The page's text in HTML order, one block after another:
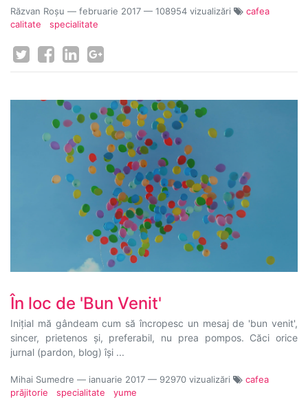
Răzvan Roșu — februarie 2017 — 108954 vizualizări
cafea
calitate
specialitate
În loc de 'Bun Venit'
Inițial mă gândeam cum să încropesc un mesaj de 'bun venit',
sincer, prietenos și, preferabil, nu prea pompos. Căci orice
jurnal (pardon, blog) își ...
Mihai Sumedre — ianuarie 2017 — 92970 vizualizări
cafea
prăjitorie
specialitate yume